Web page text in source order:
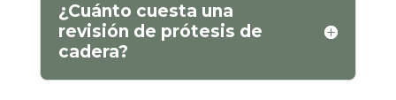
¿Cuánto cuesta una
revisión de prótesis de
cadera?